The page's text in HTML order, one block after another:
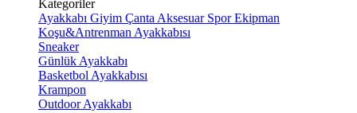
Kategoriler
Ayakkabı Giyim Çanta Aksesuar Spor Ekipman
Koşu&Antrenman Ayakkabısı
Sneaker
Günlük Ayakkabı
Basketbol Ayakkabısı
Krampon
Outdoor Ayakkabı